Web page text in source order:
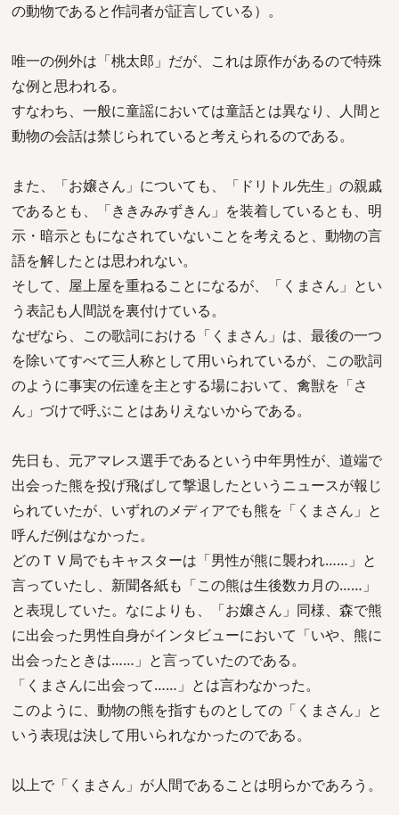
の動物であると作詞者が証言している）。
唯一の例外は「桃太郎」だが、これは原作があるので特殊
な例と思われる。
すなわち、一般に童謡においては童話とは異なり、人間と
動物の会話は禁じられていると考えられるのである。
また、「お嬢さん」についても、「ドリトル先生」の親戚
であるとも、「ききみみずきん」を装着しているとも、明
示・暗示ともになされていないことを考えると、動物の言
語を解したとは思われない。
そして、屋上屋を重ねることになるが、「くまさん」とい
う表記も人間説を裏付けている。
なぜなら、この歌詞における「くまさん」は、最後の一つ
を除いてすべて三人称として用いられているが、この歌詞
のように事実の伝達を主とする場において、禽獣を「さ
ん」づけで呼ぶことはありえないからである。
先日も、元アマレス選手であるという中年男性が、道端で
出会った熊を投げ飛ばして撃退したというニュースが報じ
られていたが、いずれのメディアでも熊を「くまさん」と
呼んだ例はなかった。
どのＴＶ局でもキャスターは「男性が熊に襲われ……」と
言っていたし、新聞各紙も「この熊は生後数カ月の……」
と表現していた。なによりも、「お嬢さん」同様、森で熊
に出会った男性自身がインタビューにおいて「いや、熊に
出会ったときは……」と言っていたのである。
「くまさんに出会って……」とは言わなかった。
このように、動物の熊を指すものとしての「くまさん」と
いう表現は決して用いられなかったのである。
以上で「くまさん」が人間であることは明らかであろう。